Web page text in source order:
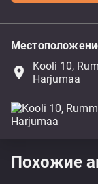
place
Kooli 10,
Harjumaa
Похожие